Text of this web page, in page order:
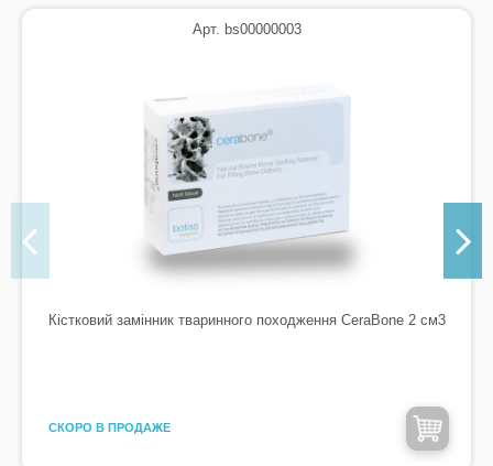
Арт. bs00000003
Кістковий замінник тваринного походження CeraBone 2 см3
CКОРО В ПРОДАЖЕ